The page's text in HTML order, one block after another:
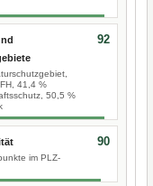
41,4 %
50,5 %
92
im PLZ-
90